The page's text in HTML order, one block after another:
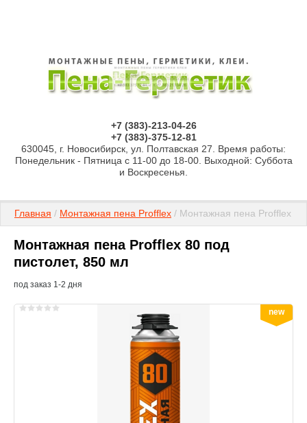
+7 (383)-213-04-26
+7 (383)-375-12-81
630045, г. Новосибирск, ул. Полтавская 27. Время работы:
Понедельник - Пятница с 11-00 до 18-00. Выходной: Суббота
и Воскресенья.
Главная / Монтажная пена Profflex / Монтажная пена Profflex 80
Монтажная пена Profflex 80 под
пистолет, 850 мл
под заказ 1-2 дня
new